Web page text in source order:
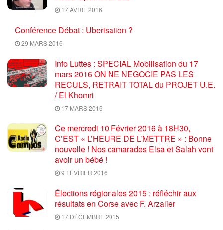
17 AVRIL 2016
Conférence Débat : Uberisation ?
29 MARS 2016
Info Luttes : SPECIAL Mobilisation du 17
mars 2016 ON NE NEGOCIE PAS LES
RECULS, RETRAIT TOTAL du PROJET U.E.
/ El Khomri
17 MARS 2016
Ce mercredi 10 Février 2016 à 18H30,
C’EST « L’HEURE DE L’METTRE » : Bonne
nouvelle ! Nos camarades Elsa et Salah vont
avoir un bébé !
9 FÉVRIER 2016
Élections régionales 2015 : réfléchir aux
résultats en Corse avec F. Arzalier
17 DÉCEMBRE 2015